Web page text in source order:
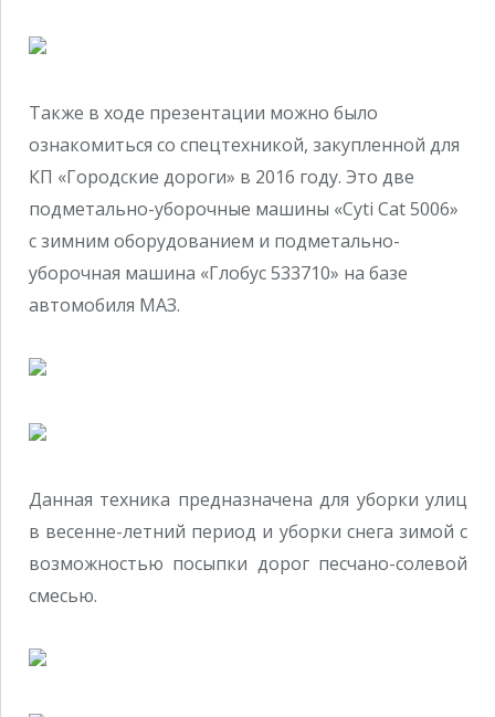
Также в ходе презентации можно было
ознакомиться со спецтехникой, закупленной для
КП «Городские дороги» в 2016 году. Это две
подметально-уборочные машины «Cyti Cat 5006»
с зимним оборудованием и подметально-
уборочная машина «Глобус 533710» на базе
автомобиля МАЗ.
Данная техника предназначена для уборки улиц
в весенне-летний период и уборки снега зимой с
возможностью посыпки дорог песчано-солевой
смесью.